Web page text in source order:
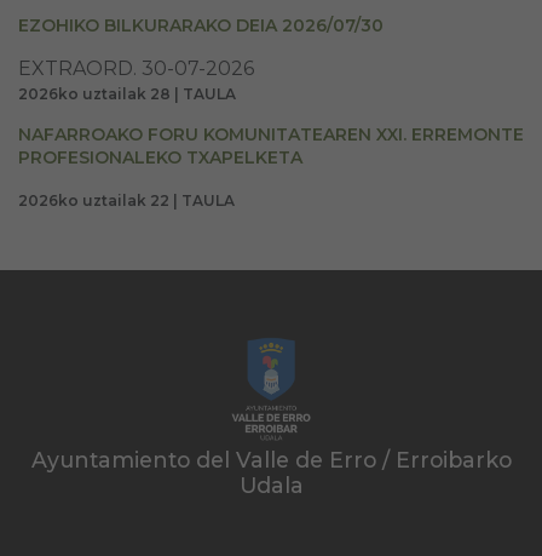
EZOHIKO BILKURARAKO DEIA 2026/07/30
EXTRAORD. 30-07-2026
2026ko uztailak 28 | TAULA
NAFARROAKO FORU KOMUNITATEAREN XXI. ERREMONTE
PROFESIONALEKO TXAPELKETA
2026ko uztailak 22 | TAULA
Ayuntamiento del Valle de Erro / Erroibarko
Udala